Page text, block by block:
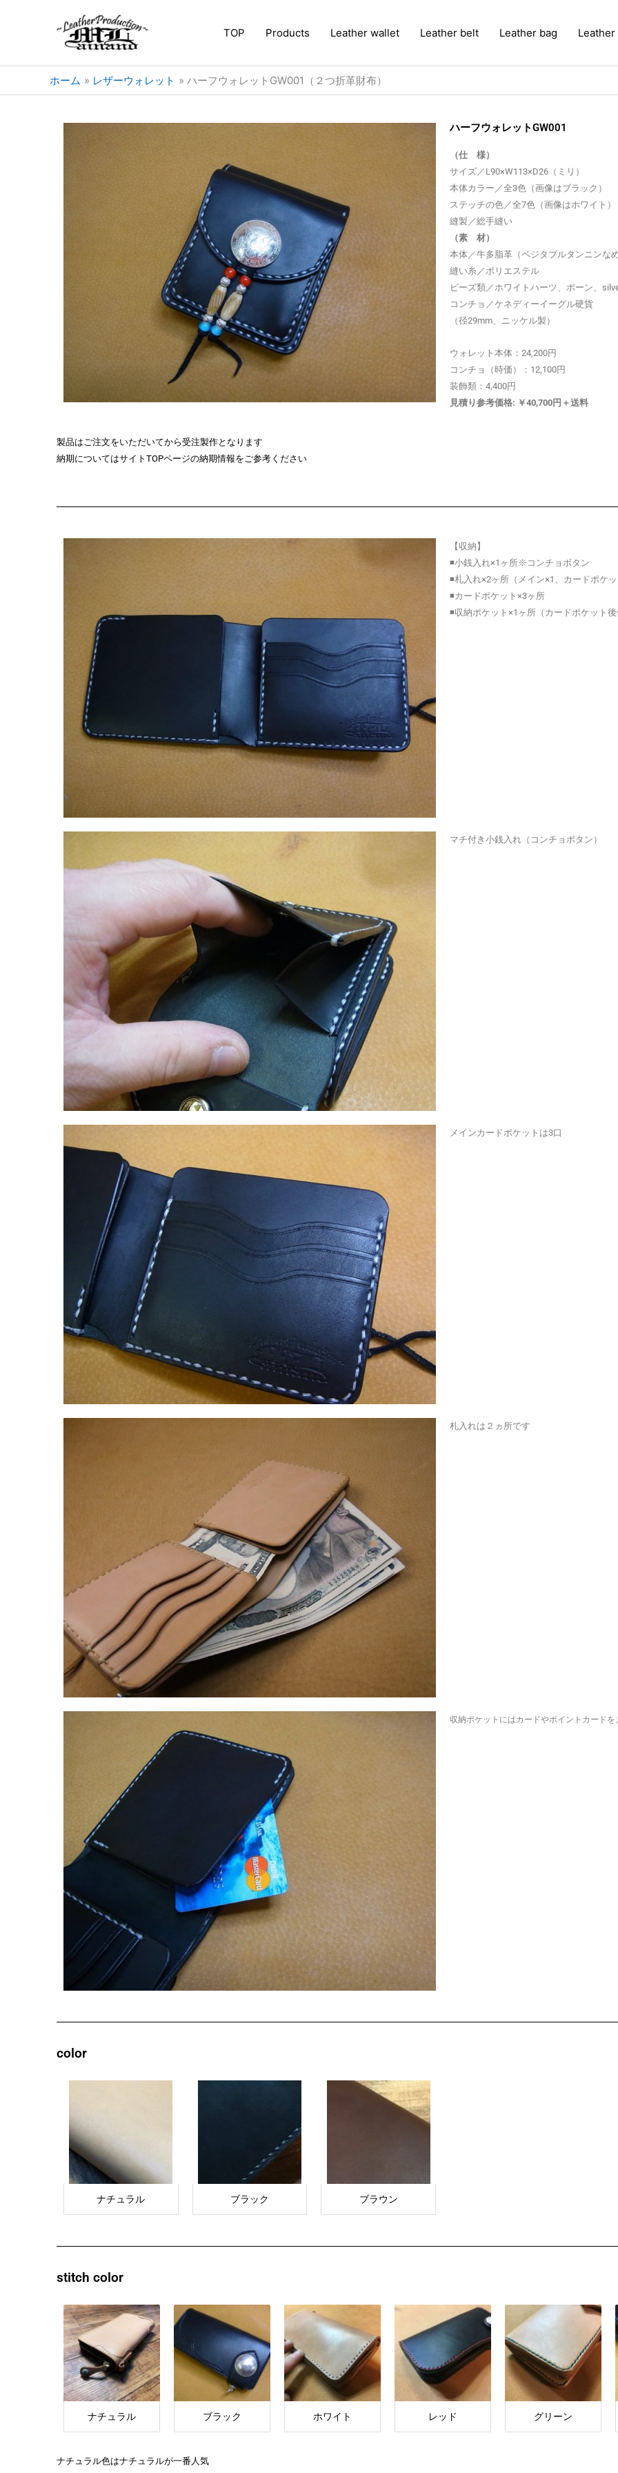
TOP Products Leather wallet Leather belt Leather bag Leather
ホーム レザーウォレット ハーフウォレットGW001（２つ折革財布）
ハーフウォレットGW001
（仕 様）
サイズ／L90×W113×D26（ミリ）
本体カラー／全3色（画像はブラック）
ステッチの色／全7色（画像はホワイト）
縫製／総手縫い
（素 材）
本体／牛多脂革（ベジタブルタンニンなめ
縫い糸／ポリエステル
ビーズ類／ホワイトハーツ、ボーン、
コンチョ／ケネディーイーグル硬貨
（径29mm、ニッケル製）
ウォレット本体：24,200円
コンチョ（時価）：12,100円
装飾類：4,400円
見積り参考価格: ￥40,700円＋送料
製品はご注文をいただいてから受注製作となります
納期についてはサイトTOPページの納期情報をご参考ください
【収納】
◾️小銭入れ×1ヶ所※コンチョボタン
◾️札入れ×2ヶ所（メイン×1、カードポケッ
◾️カードポケット×3ヶ所
◾️収納ポケット×1ヶ所（カードポケット後
マチ付き小銭入れ（コンチョボタン）
メインカードポケットは3口
札入れは２ヵ所です
収納ポケットにはカードやポイントカード
color
ナチュラル ブラック ブラウン
stitch color
ナチュラル ブラック ホワイト レッド グリーン
ナチュラル色はナチュラルが一番人気